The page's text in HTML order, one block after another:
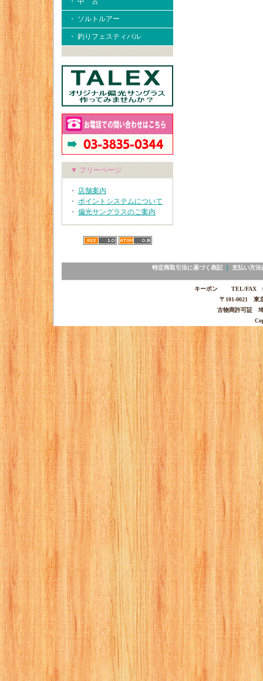
・ ソルトルアー
・ 釣りフェスティバル
▼ フリーページ
・ 店舗案内
・ ポイントシステムについて
・ 偏光サングラスのご案内
特定商取引法に基づく表記｜ 支払い方法
キーポン TEL/FAX
〒101-0021 東
古物商許可証